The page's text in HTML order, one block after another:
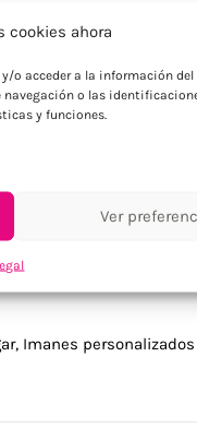
cookies ahora
o acceder a la información
o las
y funciones.
Ver
cartón en variada
visual. Incluye
y práctico soporte
funcional integra imán,
El cartón resistente
publicitarios
de forma práctica y
, Imanes personalizados